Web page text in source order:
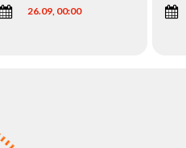
26.09, 00:00